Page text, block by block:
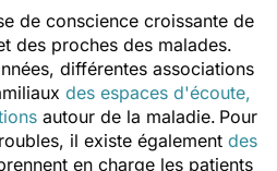
de conscience croissante de
des proches des malades.
différentes associations
des espaces d'écoute,
autour de la maladie. Pour
il existe également des
en charge les patients